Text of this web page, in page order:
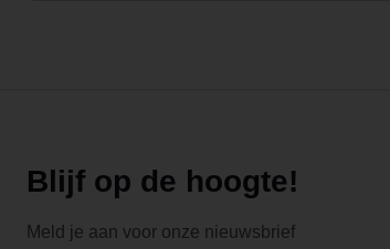
Blijf op de hoogte!
Meld je aan voor onze nieuwsbrief